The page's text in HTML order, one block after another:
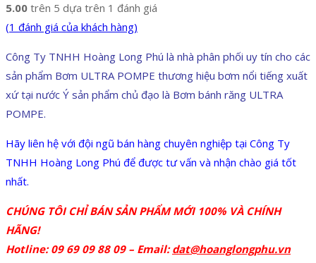
5.00 trên 5 dựa trên 1 đánh giá
(1 đánh giá của khách hàng)
Công Ty TNHH Hoàng Long Phú là nhà phân phối uy tín cho các
sản phẩm Bơm ULTRA POMPE thương hiệu bơm nổi tiếng xuất
xứ tại nước Ý sản phẩm chủ đạo là Bơm bánh răng ULTRA
POMPE.
Hãy liên hệ với đội ngũ bán hàng chuyên nghiệp tại Công Ty
TNHH Hoàng Long Phú để được tư vấn và nhận chào giá tốt
nhất.
CHÚNG TÔI CHỈ BÁN SẢN PHẨM MỚI 100% VÀ CHÍNH
HÃNG!
Hotline: 09 69 09 88 09 – Email:dat@hoanglongphu.vn